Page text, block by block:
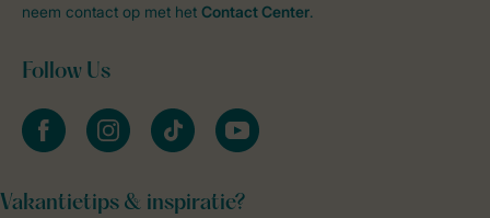
neem contact op met het Contact Center.
Follow Us
facebookinstagramtiktok youtube
Vakantietips & inspiratie?